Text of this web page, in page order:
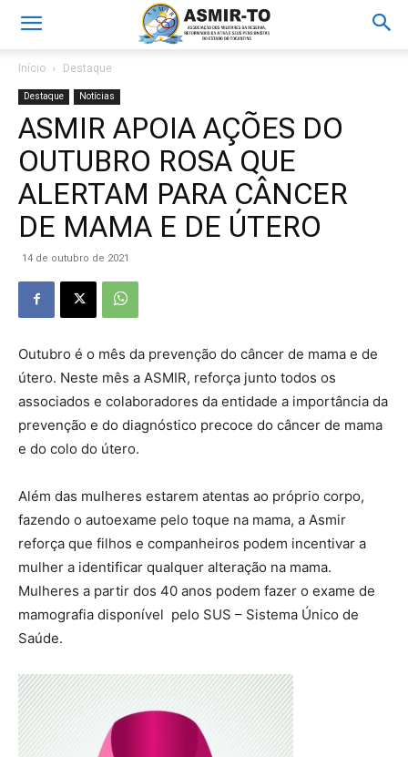
Início Destaque
Destaque Notícias
ASMIR APOIA AÇÕES DO
OUTUBRO ROSA QUE
ALERTAM PARA CÂNCER
DE MAMA E DE ÚTERO
14 de outubro de 2021
Outubro é o mês da prevenção do câncer de mama e de
útero. Neste mês a ASMIR, reforça junto todos os
associados e colaboradores da entidade a importância da
prevenção e do diagnóstico precoce do câncer de mama
e do colo do útero.
Além das mulheres estarem atentas ao próprio corpo,
fazendo o autoexame pelo toque na mama, a Asmir
reforça que filhos e companheiros podem incentivar a
mulher a identificar qualquer alteração na mama.
Mulheres a partir dos 40 anos podem fazer o exame de
mamografia disponível pelo SUS – Sistema Único de
Saúde.